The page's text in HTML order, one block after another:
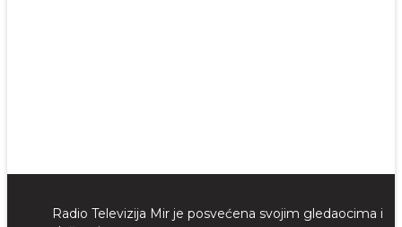
Radio Televizija Mir je posvećena svojim gledaocima i